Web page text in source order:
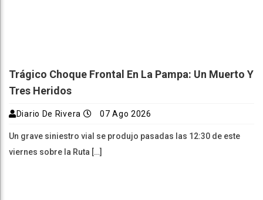
Trágico Choque Frontal En La Pampa: Un Muerto Y
Tres Heridos
Diario De Rivera 07 Ago 2026
Un grave siniestro vial se produjo pasadas las 12:30 de este
viernes sobre la Ruta […]